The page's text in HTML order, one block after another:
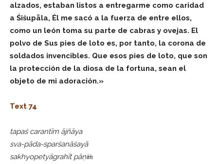
alzados, estaban listos a entregarme como caridad
a Śiśupāla, Él me sacó a la fuerza de entre ellos,
como un león toma su parte de cabras y ovejas. El
polvo de Sus pies de loto es, por tanto, la corona de
soldados invencibles. Que esos pies de loto, que son
la protección de la diosa de la fortuna, sean el
objeto de mi adoración.»
Text 74
tapaś carantīm ājñāya
sva-pāda-sparśanāśayā
sakhyopetyāgrahīt pāṇiṁ